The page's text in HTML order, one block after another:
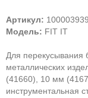
Артикул: 100003939
Модель: FIT IT
Для перекусывания
металлических
(41660), 10 мм
инструментальная